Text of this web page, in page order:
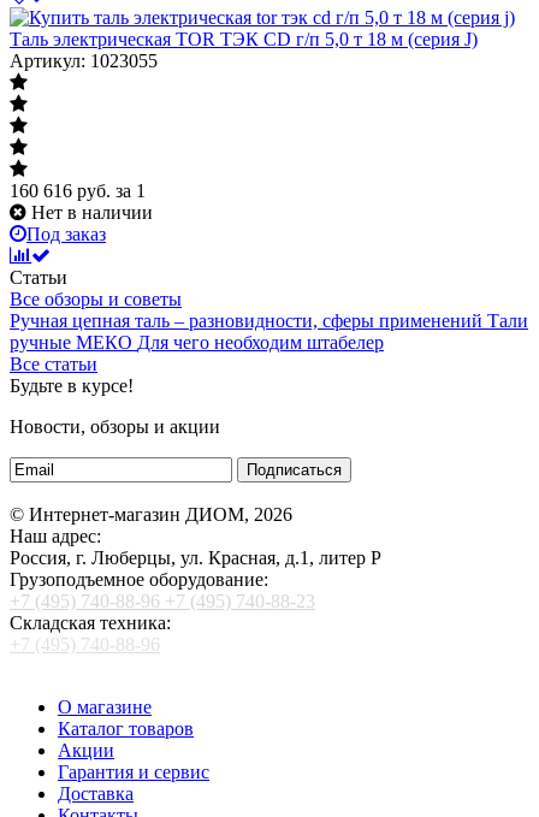
Таль электрическая TOR ТЭК CD г/п 5,0 т 18 м (серия J)
Артикул: 1023055
160 616 руб. за 1
Нет в наличии
Под заказ
Статьи
Все обзоры и советы
Ручная цепная таль – разновидности, сферы применений Тали
ручные МЕКО Для чего необходим штабелер
Все статьи
Будьте в курсе!
Новости, обзоры и акции
Подписаться
© Интернет-магазин ДИОМ, 2026
Наш адрес:
Россия, г. Люберцы, ул. Красная, д.1, литер Р
Грузоподъемное оборудование:
+7 (495) 740-88-96 +7 (495) 740-88-23
Складская техника:
+7 (495) 740-88-96
О магазине
Каталог товаров
Акции
Гарантия и сервис
Доставка